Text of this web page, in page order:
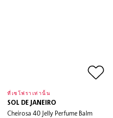
ที่เซโฟราเท่านั้น
SOL DE JANEIRO
Cheirosa 40 Jelly Perfume Balm